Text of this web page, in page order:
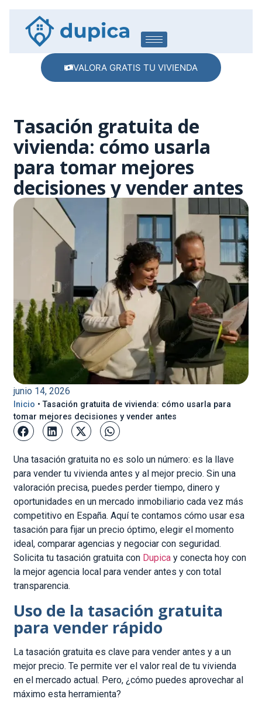
VALORA GRATIS TU VIVIENDA
Tasación gratuita de
vivienda: cómo usarla
para tomar mejores
decisiones y vender antes
junio 14, 2026
Inicio •Tasación gratuita de vivienda: cómo usarla para
tomar mejores decisiones y vender antes
Una tasación gratuita no es solo un número: es la llave
para vender tu vivienda antes y al mejor precio. Sin una
valoración precisa, puedes perder tiempo, dinero y
oportunidades en un mercado inmobiliario cada vez más
competitivo en España. Aquí te contamos cómo usar esa
tasación para fijar un precio óptimo, elegir el momento
ideal, comparar agencias y negociar con seguridad.
Solicita tu tasación gratuita con Dupica y conecta hoy con
la mejor agencia local para vender antes y con total
transparencia.
Uso de la tasación gratuita
para vender rápido
La tasación gratuita es clave para vender antes y a un
mejor precio. Te permite ver el valor real de tu vivienda
en el mercado actual. Pero, ¿cómo puedes aprovechar al
máximo esta herramienta?